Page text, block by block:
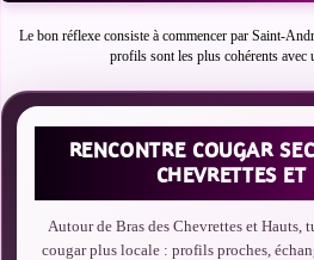
Le bon réflexe consiste à commencer par Saint-
profils sont les plus cohérents avec
RENCONTRE COUGAR
CHEVRETTES
Autour de Bras des Chevrettes et Hauts,
cougar plus locale : profils proches,